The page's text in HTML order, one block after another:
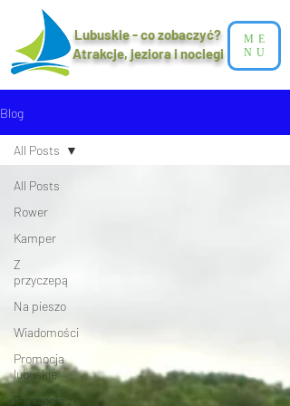
Lubuskie - co zobaczyć?
Atrakcje, jeziora i noclegi​
ME
NU
Blog
All Posts
Rower
Kamper
Z
przyczepą
Na pieszo
Wiadomości
Promocja
lubuskie
Promocje z
All Posts